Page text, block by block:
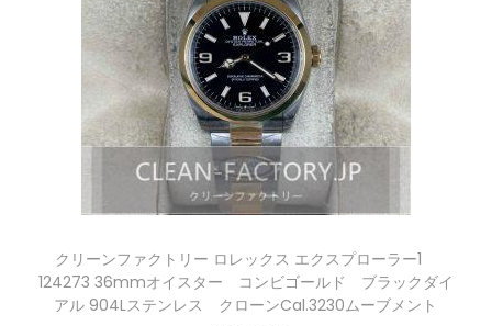
クリーンファクトリー ロレックス エクスプローラー1
124273 36mmオイスター コンビゴールド ブラックダイ
アル 904Lステンレス クローンCal.3230ムーブメント